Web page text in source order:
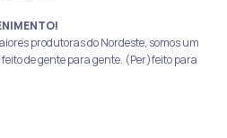
produtoras do Nordeste, somos um
de gente para gente. (Per)feito para